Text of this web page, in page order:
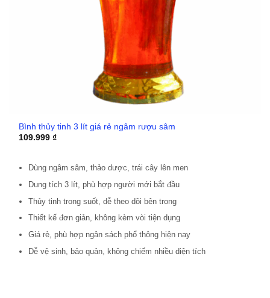
Bình thủy tinh 3 lít giá rẻ ngâm rượu sâm
109.999₫
Dùng ngâm sâm, thảo dược, trái cây lên men
Dung tích 3 lít, phù hợp người mới bắt đầu
Thủy tinh trong suốt, dễ theo dõi bên trong
Thiết kế đơn giản, không kèm vòi tiện dụng
Giá rẻ, phù hợp ngân sách phổ thông hiện nay
Dễ vệ sinh, bảo quản, không chiếm nhiều diện tích